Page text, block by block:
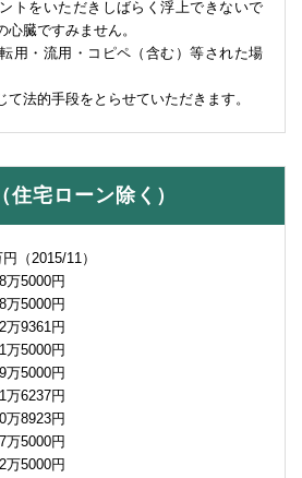
トをいただきしばらく浮上できないで
臓ですみません。
用・流用・コピペ（含む）等された場
て法的手段をとらせていただきます。
宅ローン除く）
（2015/11）
5000円
5000円
9361円
5000円
5000円
6237円
8923円
5000円
5000円